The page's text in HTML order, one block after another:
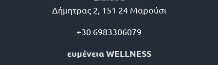
Δήμητρας 2, 151 24 Μαρούσι
+30 6983306079
ευμένεια WELLNESS